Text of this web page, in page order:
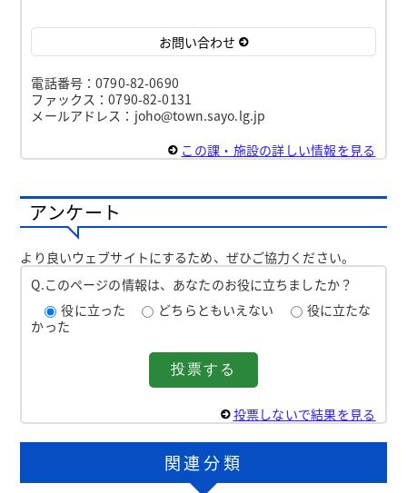
お問い合わせ
電話番号：0790-82-0690
ファックス：0790-82-0131
メールアドレス：joho@town.sayo.lg.jp
この課・施設の詳しい情報を見る
アンケート
より良いウェブサイトにするため、ぜひご協力ください。
Q.このページの情報は、あなたのお役に立ちましたか？
役に立った
どちらともいえない
役に立たな
かった
投票しないで結果を見る
関連分類